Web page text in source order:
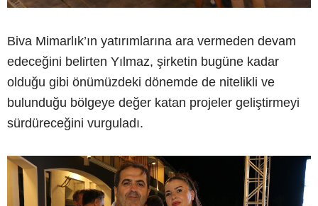
Biva Mimarlık’ın yatırımlarına ara vermeden devam
edeceğini belirten Yılmaz, şirketin bugüne kadar
olduğu gibi önümüzdeki dönemde de nitelikli ve
bulunduğu bölgeye değer katan projeler geliştirmeyi
sürdüreceğini vurguladı.